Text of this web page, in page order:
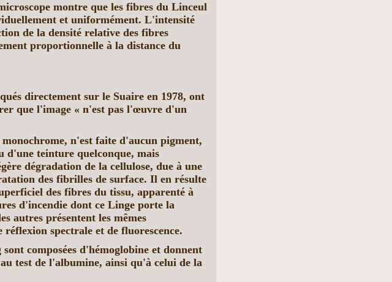
montre que les fibres du Linceul
et uniformément. L'intensité
de la densité relative des fibres
proportionnelle à la distance du
directement sur le Suaire en 1978, ont
que l'image « n'est pas l'œuvre d'un
n'est faite d'aucun pigment,
d'une teinture quelconque, mais
dégradation de la cellulose, due à une
des fibrilles de surface. Il en résulte
des fibres du tissu, apparenté à
d'incendie dont ce Linge porte la
autres présentent les mêmes
réflexion spectrale et de fluorescence.
sont composées d'hémoglobine et donnent
test de l'albumine, ainsi qu'à celui de la